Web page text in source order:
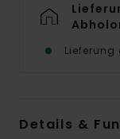
Details &